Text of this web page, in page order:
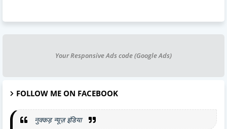
Your Responsive Ads code (Google Ads)
FOLLOW ME ON FACEBOOK
नुक्कड़ न्यूज़ इंडिया